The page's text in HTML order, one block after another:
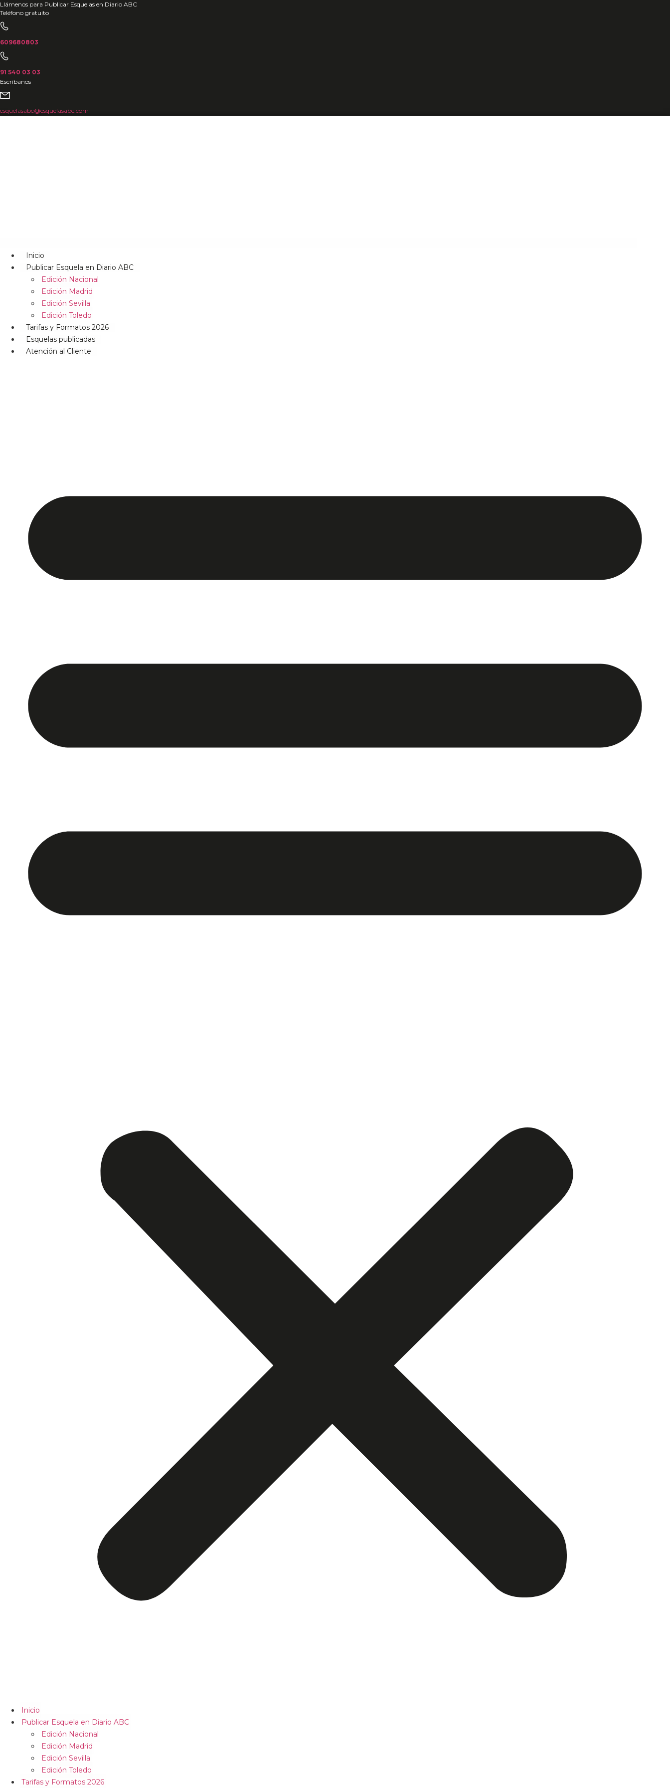
Ir
al
contenido
Llámenos para Publicar Esquelas en Diario ABC
Teléfono gratuito
609680803
91 540 03 03
Escríbanos
esquelasabc@esquelasabc.com
Inicio
Publicar Esquela en Diario ABC
Edición Nacional
Edición Madrid
Edición Sevilla
Edición Toledo
Tarifas y Formatos 2026
Esquelas publicadas
Atención al Cliente
Inicio
Publicar Esquela en Diario ABC
Edición Nacional
Edición Madrid
Edición Sevilla
Edición Toledo
Tarifas y Formatos 2026